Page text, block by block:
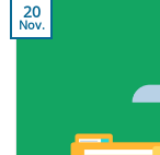
20
Nov.